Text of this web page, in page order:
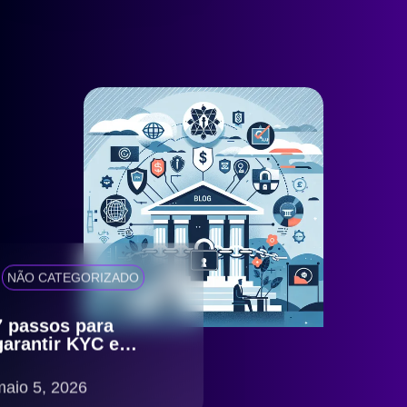
NÃO CATEGORIZADO
passos para
KYC e
compliance
no Brasil
5, 2026